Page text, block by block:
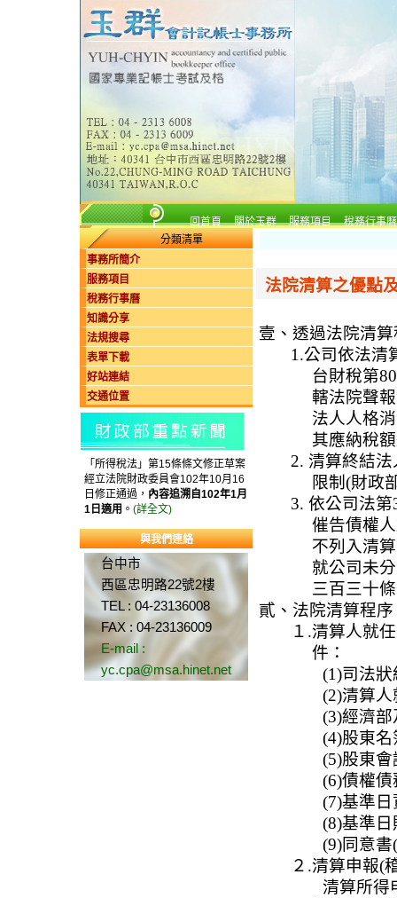
回首頁 關於玉群 服務項目
稅務行事曆
分類清單
事務所簡介
服務項目
稅務行事曆
知識分享
法規搜尋
表單下載
好站連結
交通位置
「所得稅法」第15條條文修正草案
經立法院財政委員會102年10月16
日修正通過， 內容追溯自102年1月
1日適用 。 (詳全文)
與我們連絡
台中市
西區忠明路22號2樓
TEL : 04-23136008
FAX : 04-23136009
E-mail :
yc.cpa@msa.hinet.net
法院清算之優點
壹、透過法院清
1.公司依法清
台財稅第
轄法院聲
法人人格
其應納稅
2. 清算終結
限制(財政
3. 依公司法
催告債權
不列入清
就公司未
三百三十
貳、法院清算程序
１.清算人就
件：
(1)司法
(2)清算
(3)經濟
(4)股東名
(5)股東
(6)債權
(7)基準
(8)基準
(9)同意
２.清算申報(
清算所得